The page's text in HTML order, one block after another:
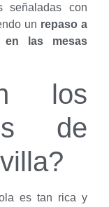
señaladas con
un repaso a
en las mesas
los
de
es tan rica y